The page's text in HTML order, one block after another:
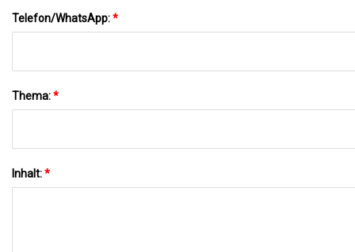
Telefon/WhatsApp:*
Thema:*
Inhalt:*